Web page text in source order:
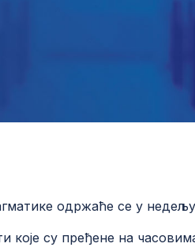
одржаће се у недељу,
које су пређене на